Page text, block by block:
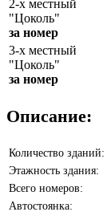
2-х местный
"Цоколь"
за номер
3-х местный
"Цоколь"
за номер
Описание:
Количество зданий:
Этажность здания:
Всего номеров:
Автостоянка: